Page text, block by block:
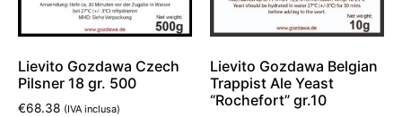
Lievito Gozdawa Czech
Pilsner 18 gr. 500
€68.38 (IVA inclusa)
Lievito Gozdawa Belgian
Trappist Ale Yeast
“Rochefort” gr.10